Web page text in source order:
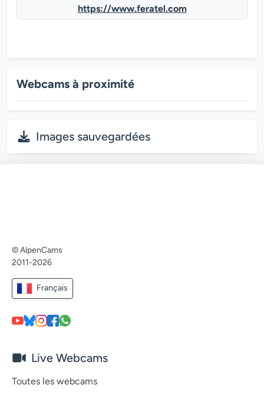
https://www.feratel.com
Webcams à proximité
Images sauvegardées
© AlpenCams
2011-2026
Français
Live Webcams
Toutes les webcams